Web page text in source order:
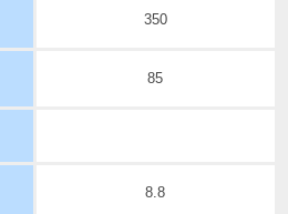
350
85
8.8